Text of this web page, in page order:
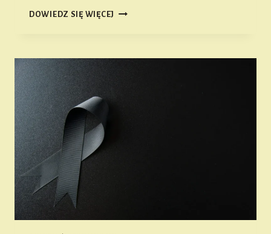
DOWIEDZ SIĘ WIĘCEJ MAREK